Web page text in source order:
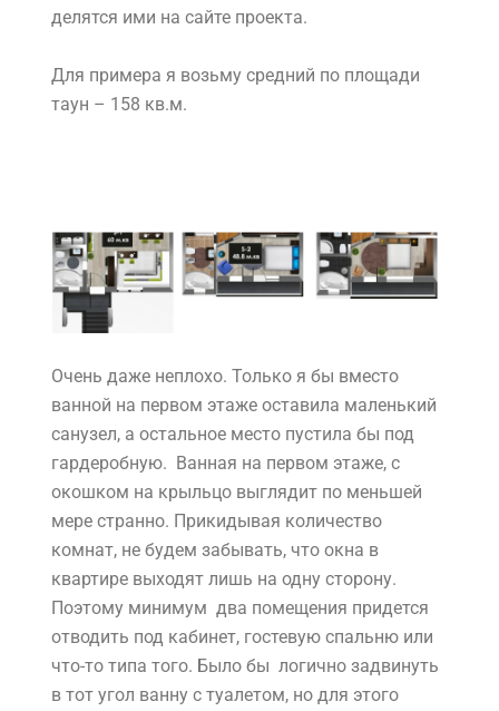
делятся ими на сайте проекта.
Для примера я возьму средний по площади
таун – 158 кв.м.
Очень даже неплохо. Только я бы вместо
ванной на первом этаже оставила маленький
санузел, а остальное место пустила бы под
гардеробную. Ванная на первом этаже, с
окошком на крыльцо выглядит по меньшей
мере странно. Прикидывая количество
комнат, не будем забывать, что окна в
квартире выходят лишь на одну сторону.
Поэтому минимум два помещения придется
отводить под кабинет, гостевую спальню или
что-то типа того. Было бы логично задвинуть
в тот угол ванну с туалетом, но для этого